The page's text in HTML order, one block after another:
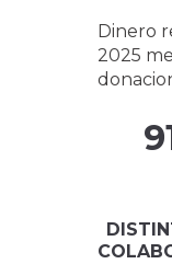
Dinero
2025